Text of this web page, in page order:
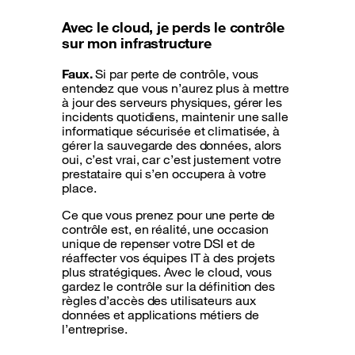
Avec le cloud, je perds le contrôle
sur mon infrastructure
Faux.Si par perte de contrôle, vous
entendez que vous n’aurez plus à mettre
à jour des serveurs physiques, gérer les
incidents quotidiens, maintenir une salle
informatique sécurisée et climatisée, à
gérer la sauvegarde des données, alors
oui, c’est vrai, car c’est justement votre
prestataire qui s’en occupera à votre
place.
Ce que vous prenez pour une perte de
contrôle est, en réalité, une occasion
unique de repenser votre DSI et de
réaffecter vos équipes IT à des projets
plus stratégiques. Avec le cloud, vous
gardez le contrôle sur la définition des
règles d’accès des utilisateurs aux
données et applications métiers de
l’entreprise.